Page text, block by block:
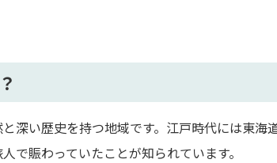
深い歴史を持つ地域です。江戸時代には東海
で賑わっていたことが知られています。